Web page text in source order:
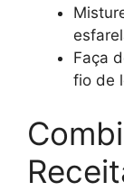
Faça
fio de